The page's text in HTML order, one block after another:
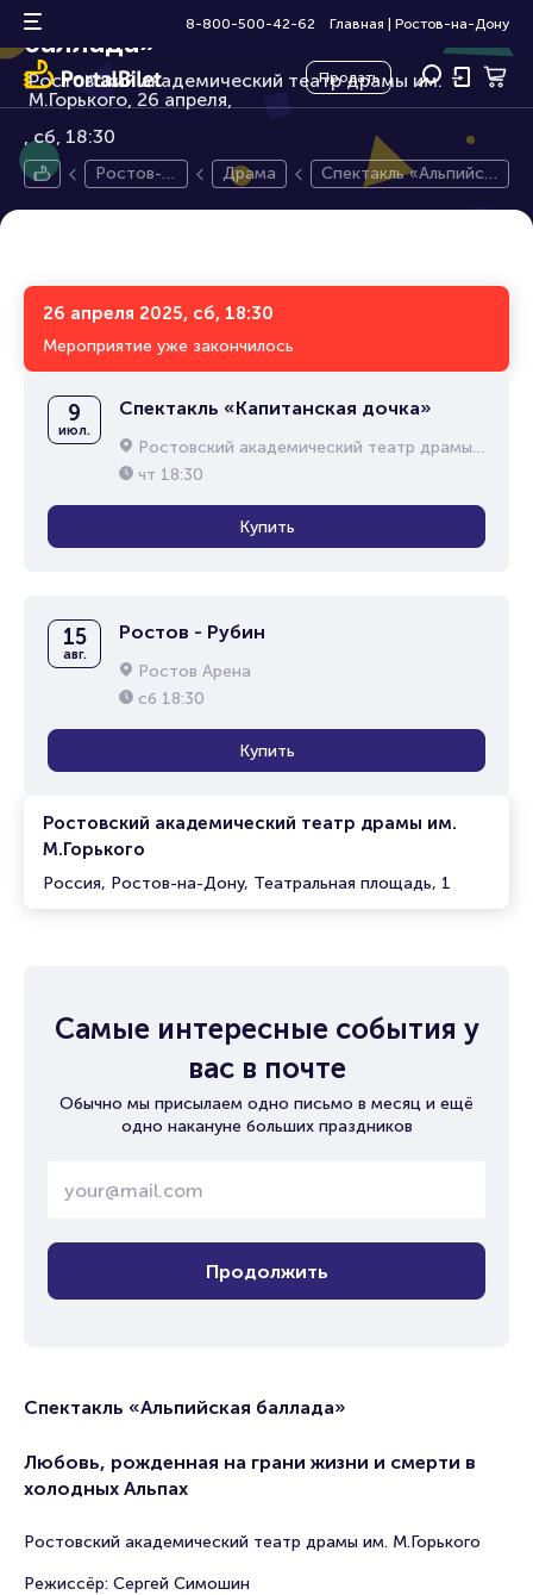
8-800-500-42-62 Главная Ростов-на-Дону
Продать
Спектакль «Альпийская
баллада»
Ростовский академический театр драмы им.
М.Горького, 26 апреля,
12+
сб, 18:30
Ростов-н
Драма
Спектакль «Альпийск
26 апреля 2025, сб, 18:30
Мероприятие уже закончилось
Ростовский академический театр драмы им.
М.Горького
Россия, Ростов-на-Дону, Театральная площадь, 1
9
июл.
Спектакль «Капитанская дочка»
Ростовский академический театр драмы им. М.Горького
чт 18:30
Купить
15
авг.
Ростов - Рубин
Ростов Арена
сб 18:30
Купить
Самые интересные события у
вас в почте
Обычно мы присылаем одно письмо в месяц и ещё
одно накануне больших праздников
Продолжить
Спектакль «Альпийская баллада»
Любовь, рожденная на грани жизни и смерти в
холодных Альпах
Ростовский академический театр драмы им. М.Горького
Режиссёр: Сергей Симошин